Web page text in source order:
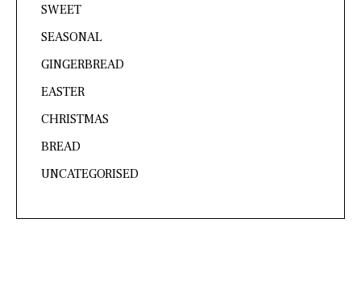
SWEET
SEASONAL
GINGERBREAD
EASTER
CHRISTMAS
BREAD
UNCATEGORISED